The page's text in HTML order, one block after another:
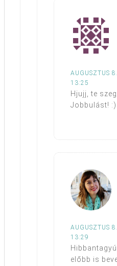
AUGUSZTUS
13:25
Hjujj, te
Jobbulást! :)
AUGUSZTUS
13:29
előbb is